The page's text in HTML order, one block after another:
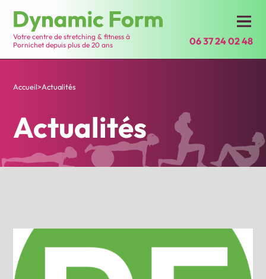
Votre centre de stretching & fitness à
Pornichet depuis plus de 20 ans
06 37 24 02 48
Accueil>Actualités
Actualités